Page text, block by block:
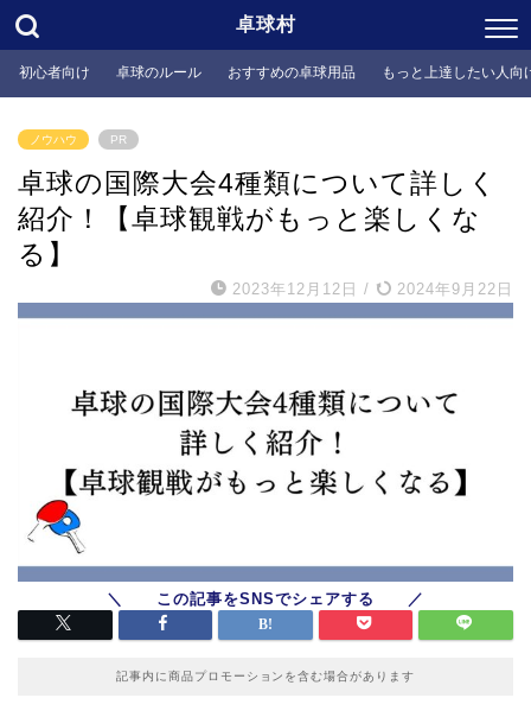
卓球村
初心者向け 卓球のルール おすすめの卓球用品 もっと上達したい人向
ノウハウ PR
卓球の国際大会4種類について詳しく
紹介！【卓球観戦がもっと楽しくな
る】
2023年12月12日 / 2024年9月22日
記事内に商品プロモーションを含む場合があります